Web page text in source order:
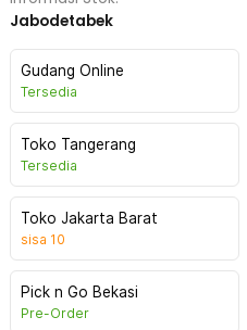
Jabodetabek
Gudang Online
Tersedia
Toko Tangerang
Tersedia
Toko Jakarta Barat
sisa 10
Pick n Go Bekasi
Pre-Order